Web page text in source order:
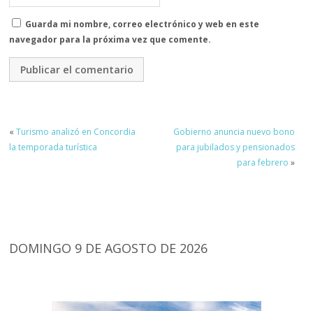
Guarda mi nombre, correo electrónico y web en este
navegador para la próxima vez que comente.
«Turismo analizó en Concordia
la temporada turística
Gobierno anuncia nuevo bono
para jubilados y pensionados
para febrero »
DOMINGO 9 DE AGOSTO DE 2026